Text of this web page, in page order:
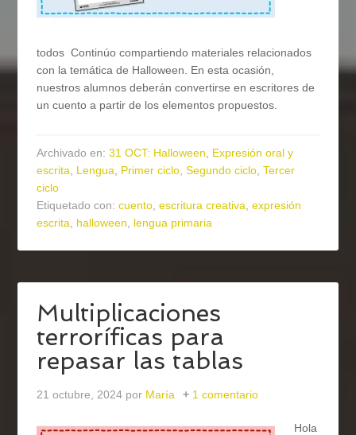
todos Continúo compartiendo materiales relacionados
con la temática de Halloween. En esta ocasión,
nuestros alumnos deberán convertirse en escritores de
un cuento a partir de los elementos propuestos.
Archivado en:31 OCT: Halloween, Expresión oral y
escrita, Lengua, Primer ciclo,Segundo ciclo,Tercer
ciclo
Etiquetado con:cuento,escritura creativa,expresión
escrita, halloween, lengua primaria
Multiplicaciones
terroríficas para
repasar las tablas
21 octubre, 2024 por María 1 comentario
Hola